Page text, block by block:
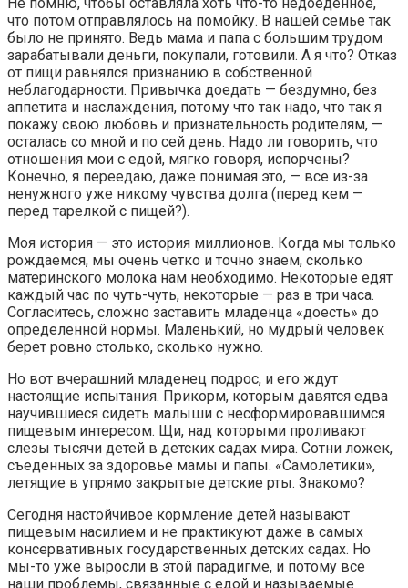
что потом отправлялось на помойку. В нашей семье так
было не принято. Ведь мама и папа с большим трудом
зарабатывали деньги, покупали, готовили. А я что? Отказ
от пищи равнялся признанию в собственной
неблагодарности. Привычка доедать — бездумно, без
аппетита и наслаждения, потому что так надо, что так я
покажу свою любовь и признательность родителям, —
осталась со мной и по сей день. Надо ли говорить, что
отношения мои с едой, мягко говоря, испорчены?
Конечно, я переедаю, даже понимая это, — все из-­­за
ненужного уже никому чувства долга (перед кем —
перед тарелкой с пищей?).
Моя история — это история миллионов. Когда мы только
рождаемся, мы очень четко и точно знаем, сколько
материнского молока нам необходимо. Некоторые едят
каждый час по чуть-­­чуть, некоторые — раз в три часа.
Согласитесь, сложно заставить младенца «доесть» до
определенной нормы. Маленький, но мудрый человек
берет ровно столько, сколько нужно.
Но вот вчерашний младенец подрос, и его ждут
настоящие испытания. Прикорм, которым давятся едва
научившиеся сидеть малыши с несформировавшимся
пищевым интересом. Щи, над которыми проливают
слезы тысячи детей в детских садах мира. Сотни ложек,
съеденных за здоровье мамы и папы. «Самолетики»,
летящие в упрямо закрытые детские рты. Знакомо?
Сегодня настойчивое кормление детей называют
пищевым насилием и не практикуют даже в самых
консервативных государственных детских садах. Но
мы-­­то уже выросли в этой парадигме, и потому все
наши проблемы, связанные с едой и называемые